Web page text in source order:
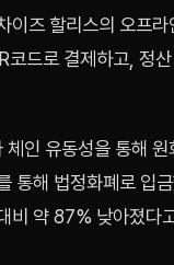
이즈 할리스의 오프
코드로 결제하고, 정
인 유동성을 통해
통해 법정화폐로 입
비 약 87% 낮아졌다